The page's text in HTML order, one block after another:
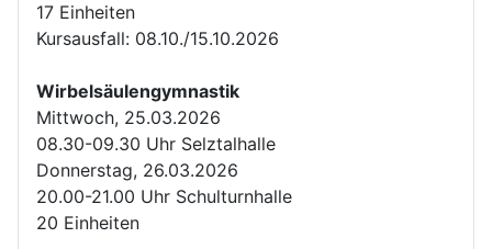
17 Einheiten
Kursausfall: 08.10./15.10.2026
Wirbelsäulengymnastik
Mittwoch, 25.03.2026
08.30-09.30 Uhr Selztalhalle
Donnerstag, 26.03.2026
20.00-21.00 Uhr Schulturnhalle
20 Einheiten